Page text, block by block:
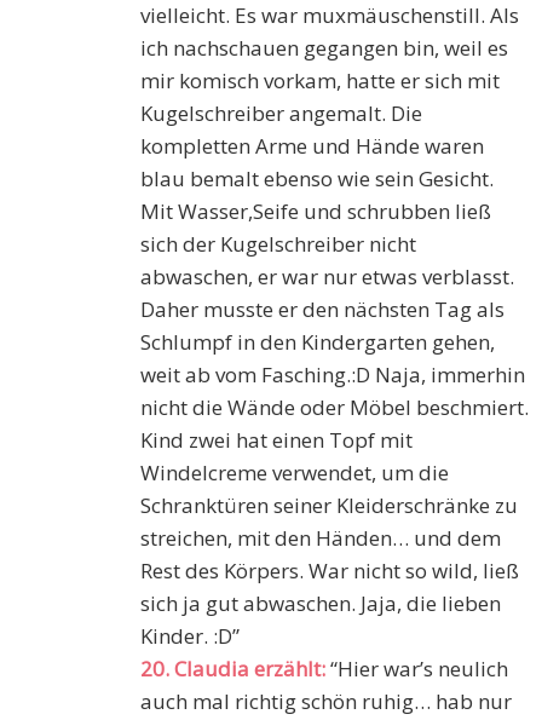
vielleicht. Es war muxmäuschenstill. Als
ich nachschauen gegangen bin, weil es
mir komisch vorkam, hatte er sich mit
Kugelschreiber angemalt. Die
kompletten Arme und Hände waren
blau bemalt ebenso wie sein Gesicht.
Mit Wasser,Seife und schrubben ließ
sich der Kugelschreiber nicht
abwaschen, er war nur etwas verblasst.
Daher musste er den nächsten Tag als
Schlumpf in den Kindergarten gehen,
weit ab vom Fasching.:D Naja, immerhin
nicht die Wände oder Möbel beschmiert.
Kind zwei hat einen Topf mit
Windelcreme verwendet, um die
Schranktüren seiner Kleiderschränke zu
streichen, mit den Händen… und dem
Rest des Körpers. War nicht so wild, ließ
sich ja gut abwaschen. Jaja, die lieben
Kinder. :D”
20. Claudia erzählt:“Hier war’s neulich
auch mal richtig schön ruhig… hab nur